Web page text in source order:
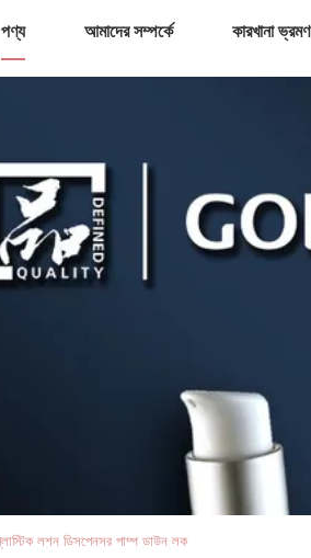
পণ্য আমাদের সম্পর্কে কারখানা ভ্রমণ
লশন ডিসপেনসর পাম্প ডাউন লক